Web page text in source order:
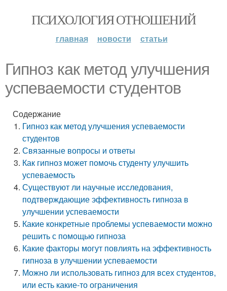
ПСИХОЛОГИЯ ОТНОШЕНИЙ
главная новости статьи
Гипноз как метод улучшения
успеваемости студентов
Содержание
Гипноз как метод улучшения успеваемости
студентов
Связанные вопросы и ответы
Как гипноз может помочь студенту улучшить
успеваемость
Существуют ли научные исследования,
подтверждающие эффективность гипноза в
улучшении успеваемости
Какие конкретные проблемы успеваемости можно
решить с помощью гипноза
Какие факторы могут повлиять на эффективность
гипноза в улучшении успеваемости
Можно ли использовать гипноз для всех студентов,
или есть какие-то ограничения